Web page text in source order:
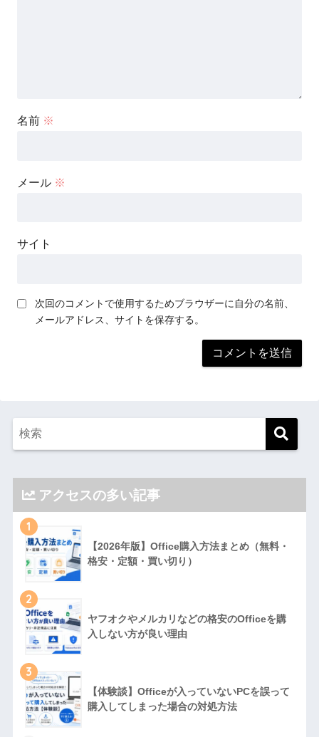
名前 ※
メール ※
サイト
次回のコメントで使用するためブラウザーに自分の名前、
メールアドレス、サイトを保存する。
アクセスの多い記事
1
【2026年版】Office購入方法まとめ（無料・
格安・定額・買い切り）
2
ヤフオクやメルカリなどの格安のOfficeを購
入しない方が良い理由
3
【体験談】Officeが入っていないPCを誤って
購入してしまった場合の対処方法